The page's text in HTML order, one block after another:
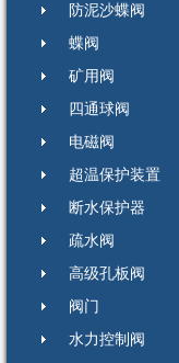
防泥沙蝶阀
蝶阀
矿用阀
四通球阀
电磁阀
超温保护装置
断水保护器
疏水阀
高级孔板阀
阀门
水力控制阀
自力式压差控制阀